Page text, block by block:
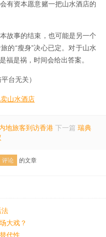
有资本愿意赌一把山水酒店的
故事的结束，也可能是另一个
的“瘦身”决心已定。对于山水
福是祸，时间会给出答案。
台无关）
山水酒店
地旅客到访香港 下一篇 瑞典
评论 的文章
法
大戏？
代性